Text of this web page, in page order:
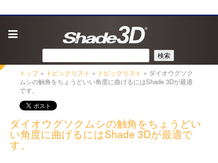
検索
トップ» トピックリスト » トピックリスト » ダイオウグソク
ムシの触角をちょうどいい角度に曲げるにはShade 3Dが最適
です。
ダイオウグソクムシの触角をちょうどい
い角度に曲げるにはShade 3Dが最適で
す。